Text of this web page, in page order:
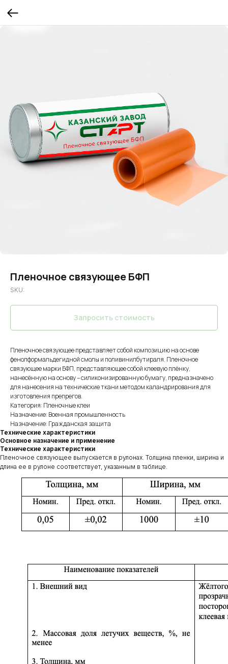
Пленочное связующее БФП
SKU:
Запросить стоимость
Пленочное связующее представляет собой композицию на основе
фенолформальдегидной смолы и поливинилбутираля. Пленочное
связующее марки БФП, представляющее собой клеевую плёнку,
нанесённую на основу – силиконизированную бумагу, предназначено
для нанесения на технические ткани методом каландрирования для
изготовления препрегов.
Категория: Пленочные клеи
Назначение: Военная промышленность
Назначение: Гражданская защита
Технические характеристики
Основное назначение и применение
Технические характеристики
Пленочное связующее выпускается в рулонах. Толщина пленки, ширина и
длина ее в рулоне соответствует, указанным в таблице.